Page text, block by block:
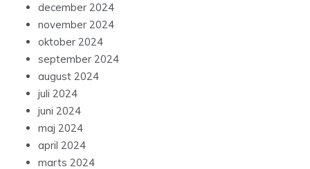
december 2024
november 2024
oktober 2024
september 2024
august 2024
juli 2024
juni 2024
maj 2024
april 2024
marts 2024